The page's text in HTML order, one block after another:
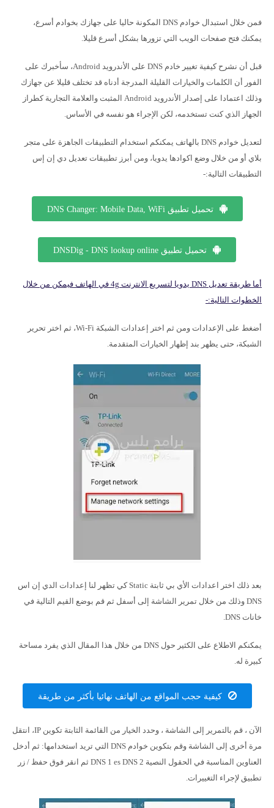
فمن خلال استبدال خوادم DNS المكونة حاليا على جهازك بخوادم أسرع،
يمكنك فتح صفحات الويب التي تزورها بشكل أسرع قليلا.
قبل أن نشرح كيفية تغيير خادم DNS على الأندرويد Android، سأخبرك على
الفور أن الكلمات والخيارات القليلة المدرجة أدناه قد تختلف قليلا عن جهازك
وذلك اعتمادا على إصدار الأندرويد Android المثبت والعلامة التجارية كطراز
الجهاز الذي كنت تستخدمه، لكن الإجراء هو نفسه في الأساس.
لتعديل خوادم DNS بالهاتف يمكنكم استخدام التطبيقات الجاهزة على متجر
بلاي أو من خلال وضع اكوادها يدويا، ومن أبرز تطبيقات تعديل دي إن إس
التطبيقات التالية:-
تحميل تطبيق DNS Changer: Mobile Data, WiFi
تحميل تطبيق DNSDig - DNS lookup online
أما طريقة تعديل DNS يدويا لتسريع الانترنت 4g في الهاتف فيمكن من خلال
الخطوات التالية:-
أضغط على الإعدادات ومن ثم اختر إعدادات الشبكة Wi-Fi، ثم اختر تحرير
الشبكة، حتى يظهر بند إظهار الخيارات المتقدمة.
بعد ذلك اختر اعدادات الأي بي ثابتة Static كي تظهر لنا إعدادات الدي إن اس
DNS وذلك من خلال تمرير الشاشة إلى أسفل ثم قم بوضع القيم التالية في
خانات DNS.
يمكنكم الاطلاع على الكثير حول DNS من خلال هذا المقال الذي يفرد مساحة
كبيرة له.
كيفية حجب المواقع من الهاتف نهائيا بأكثر من طريقة
الآن ، قم بالتمرير إلى الشاشة ، وحدد الخيار من القائمة الثابتة تكوين IP، انتقل
مرة أخرى إلى الشاشة وقم بتكوين خوادم DNS التي تريد استخدامها: ثم أدخل
العناوين المناسبة في الحقول النصية DNS 1 es DNS 2 ثم انقر فوق حفظ / زر
تطبيق لإجراء التغييرات.